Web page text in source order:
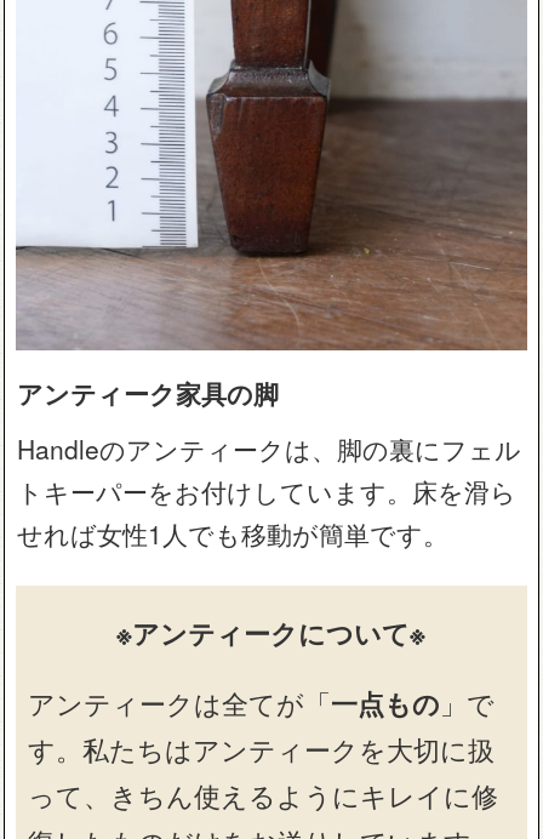
アンティーク家具の脚
Handleのアンティークは、脚の裏にフェル
トキーパーをお付けしています。床を滑ら
せれば女性1人でも移動が簡単です。
※アンティークについて※
アンティークは全てが「一点もの 」で
す。私たちはアンティークを大切に扱
って、きちん使えるようにキレイに修